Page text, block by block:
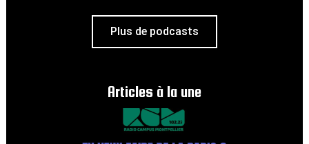
Plus de podcasts
Articles à la une